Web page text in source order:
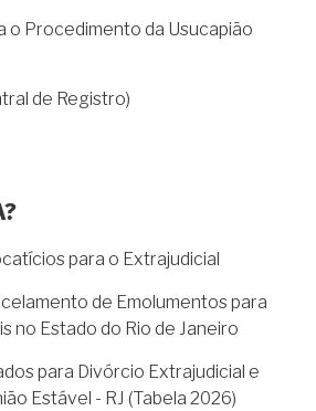
o Procedimento da Usucapião
de Registro)
para o Extrajudicial
de Emolumentos para
no Estado do Rio de Janeiro
para Divórcio Extrajudicial e
Estável - RJ (Tabela 2026)